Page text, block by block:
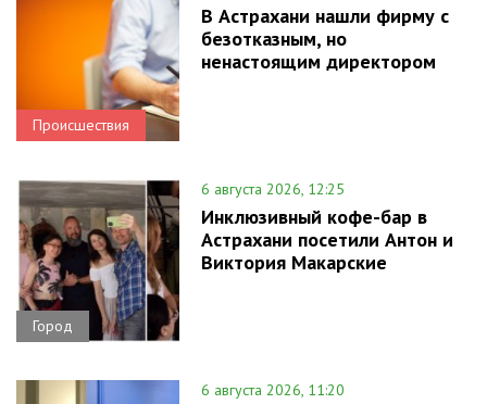
Происшествия
В Астрахани нашли фирму с
безотказным, но
ненастоящим директором
Город
6 августа 2026, 12:25
Инклюзивный кофе-бар в
Астрахани посетили Антон и
Виктория Макарские
6 августа 2026, 11:20